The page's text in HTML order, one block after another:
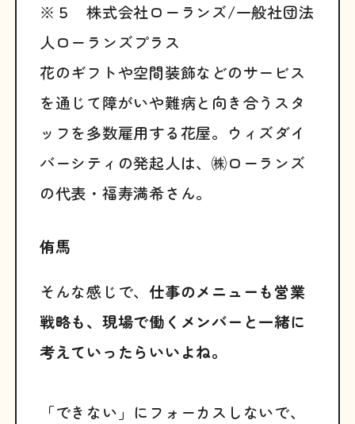
※５株式会社ローランズ/一般社団法
人ローランズプラス
花のギフトや空間装飾などのサービス
を通じて障がいや難病と向き合うスタ
ッフを多数雇用する花屋。ウィズダイ
バーシティの発起人は、㈱ローランズ
の代表・福寿満希さん。
侑馬
そんな感じで、仕事のメニューも営業
戦略も、現場で働くメンバーと一緒に
考えていったらいいよね。
「できない」にフォーカスしないで、